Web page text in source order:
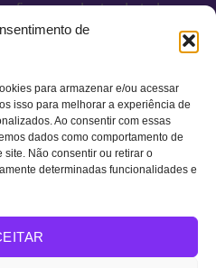
de
para armazenar e/ou acessar
isso para melhorar a experiência de
Ao consentir com essas
dados como comportamento de
Não consentir ou retirar o
determinadas funcionalidades e
fique por dentro de todas as
MasterCard